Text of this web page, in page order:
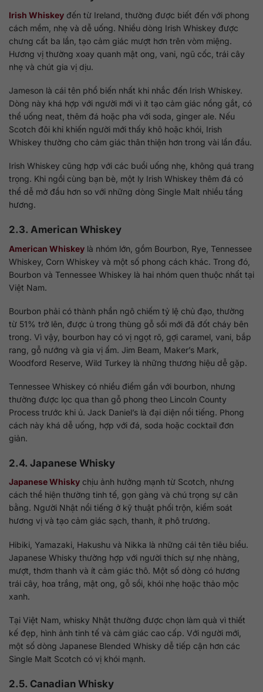
Irish Whiskey đến từ Ireland, thường được biết đến với phong
cách mềm, nhẹ và dễ uống. Nhiều dòng Irish Whiskey được
chưng cất ba lần, tạo cảm giác mượt hơn trên vòm miệng.
Hương vị thường xoay quanh mật ong, vani, ngũ cốc, trái cây
nhẹ và chút gia vị dịu.
Jameson là cái tên phổ biến nhất khi nhắc đến Irish Whiskey.
Dòng này khá hợp với người mới vì ít tạo cảm giác nồng gắt, có
thể uống neat, thêm đá hoặc pha với soda, ginger ale. Nếu
Scotch đôi khi khiến người mới thấy khô hoặc khói, Irish
Whiskey thường cho cảm giác thân thiện hơn trong vài lần đầu.
Irish Whiskey cũng hợp với các buổi uống nhẹ, không quá trang
trọng. Khi ngồi cùng bạn bè, một ly Irish Whiskey thêm đá có
thể dễ mở đầu hơn so với những dòng Single Malt nhiều tầng
hương.
2.3. American Whiskey
American Whiskey là nhóm lớn, gồm Bourbon, Rye, Tennessee
Whiskey, Corn Whiskey và một số phong cách khác. Trong đó,
Bourbon và Tennessee Whiskey là hai nhóm quen thuộc nhất tại
Việt Nam.
Bourbon phải có thành phần ngô chiếm tỷ lệ chủ đạo, thường
từ 51% trở lên, được ủ trong thùng gỗ sồi mới đã đốt cháy bên
trong. Vì vậy, bourbon hay có vị ngọt rõ, gợi caramel, vani, bắp
rang, gỗ nướng và gia vị ấm. Jim Beam, Maker’s Mark,
Woodford Reserve, Wild Turkey là những thương hiệu dễ gặp.
Tennessee Whiskey có nhiều điểm gần với bourbon, nhưng
thường được lọc qua than gỗ phong theo Lincoln County
Process trước khi ủ. Jack Daniel’s là đại diện nổi tiếng. Phong
cách này khá dễ uống, hợp với đá, soda hoặc cocktail đơn
giản.
2.4. Japanese Whisky
Japanese Whisky chịu ảnh hưởng mạnh từ Scotch, nhưng
cách thể hiện thường tinh tế, gọn gàng và chú trọng sự cân
bằng. Người Nhật nổi tiếng ở kỹ thuật phối trộn, kiểm soát
hương vị và tạo cảm giác sạch, thanh, ít phô trương.
Hibiki, Yamazaki, Hakushu và Nikka là những cái tên tiêu biểu.
Japanese Whisky thường hợp với người thích sự nhẹ nhàng,
mượt, thơm thanh và ít cảm giác thô. Một số dòng có hương
trái cây, hoa trắng, mật ong, gỗ sồi, khói nhẹ hoặc thảo mộc
xanh.
Tại Việt Nam, whisky Nhật thường được chọn làm quà vì thiết
kế đẹp, hình ảnh tinh tế và cảm giác cao cấp. Với người mới,
một số dòng Japanese Blended Whisky dễ tiếp cận hơn các
Single Malt Scotch có vị khói mạnh.
2.5. Canadian Whisky